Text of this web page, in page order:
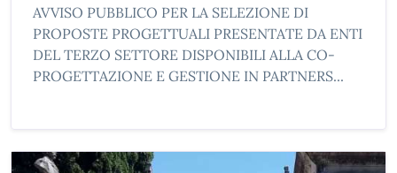
AVVISO PUBBLICO PER LA SELEZIONE DI
PROPOSTE PROGETTUALI PRESENTATE DA ENTI
DEL TERZO SETTORE DISPONIBILI ALLA CO-
PROGETTAZIONE E GESTIONE IN PARTNERS...